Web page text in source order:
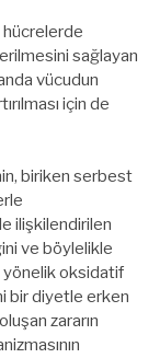
sağlayan
vücudun
için de
biriken serbest
ilişkilendirilen
ve böylelikle
oksidatif
bir diyetle erken
zararın